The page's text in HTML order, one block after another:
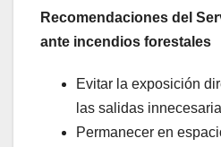
Recomendaciones del
ante incendios forestales
Evitar la exposición
las salidas
Permanecer en